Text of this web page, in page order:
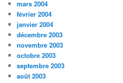
mars 2004
février 2004
janvier 2004
décembre 2003
novembre 2003
octobre 2003
septembre 2003
août 2003